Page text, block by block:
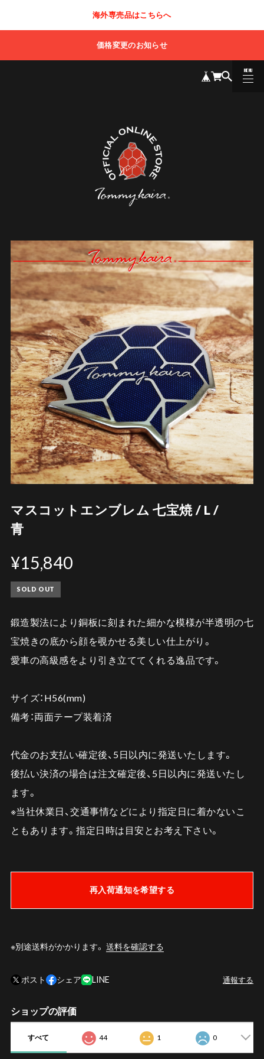
海外専売品はこちらへ
価格変更のお知らせ
MENU
CLOSE
マスコットエンブレム 七宝焼 / L /
青
¥15,840
SOLD OUT
鍛造製法により銅板に刻まれた細かな模様が半透明の七
宝焼きの底から顔を覗かせる美しい仕上がり。
愛車の高級感をより引き立ててくれる逸品です。
サイズ：H56(mm)
備考：両面テープ装着済
代金のお支払い確定後、5日以内に発送いたします。
後払い決済の場合は注文確定後、5日以内に発送いたし
ます。
※当社休業日、交通事情などにより指定日に着かないこ
ともあります。指定日時は目安とお考え下さい。
再入荷通知を希望する
※別途送料がかかります。 送料を確認する
ポスト シェア LINE 通報する
ショップの評価
すべて 44 1 0